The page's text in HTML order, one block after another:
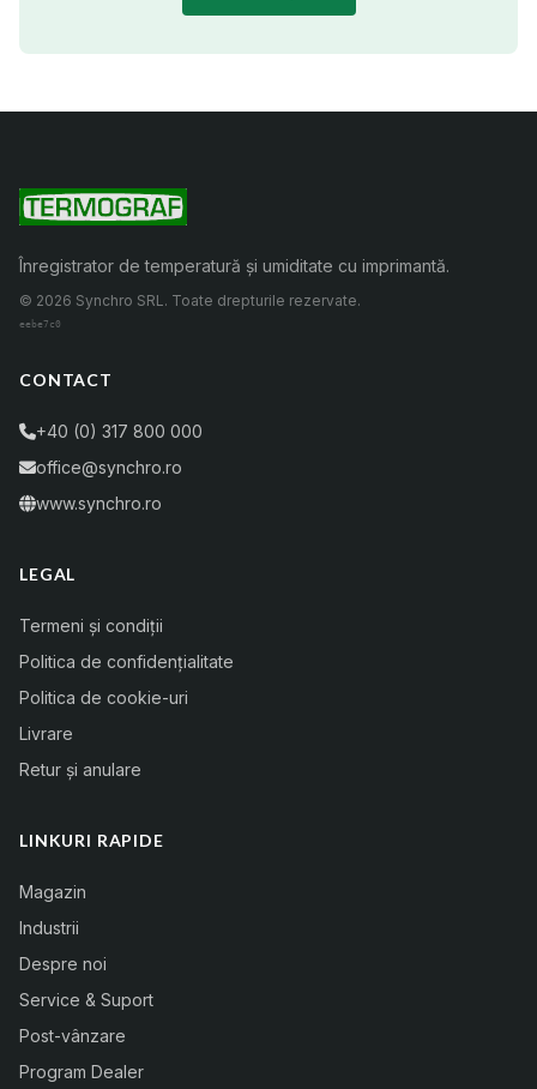
Înregistrator de temperatură și umiditate cu imprimantă.
© 2026 Synchro SRL. Toate drepturile rezervate.
eebe7c0
CONTACT
+40 (0) 317 800 000
office@synchro.ro
www.synchro.ro
LEGAL
Termeni și condiții
Politica de confidențialitate
Politica de cookie-uri
Livrare
Retur și anulare
LINKURI RAPIDE
Magazin
Industrii
Despre noi
Service & Suport
Post-vânzare
Program Dealer